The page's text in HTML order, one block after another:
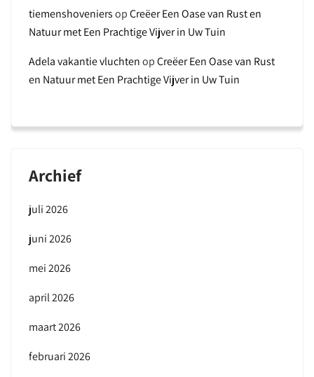
tiemenshoveniersopCreëer Een Oase van Rust en
Natuur met Een Prachtige Vijver in Uw Tuin
Adela vakantie vluchtenopCreëer Een Oase van Rust
en Natuur met Een Prachtige Vijver in Uw Tuin
Archief
juli 2026
juni 2026
mei 2026
april 2026
maart 2026
februari 2026